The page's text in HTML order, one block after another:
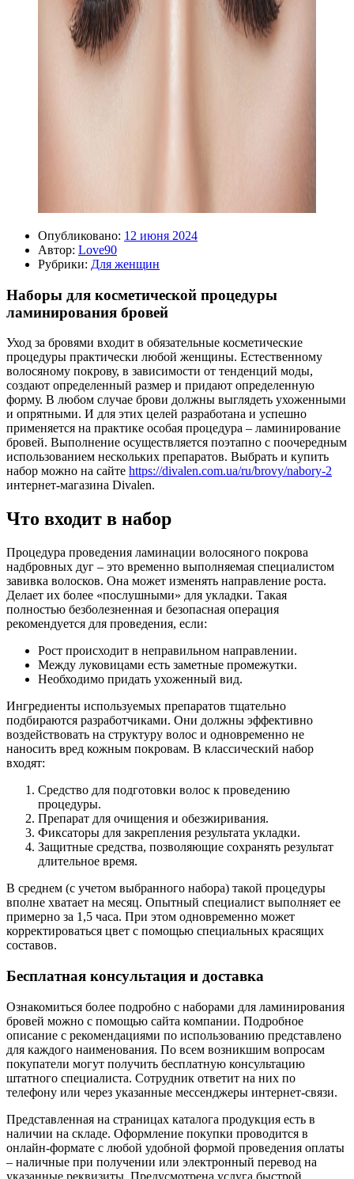
Опубликовано: 12 июня 2024
Автор: Love90
Рубрики: Для женщин
Наборы для косметической процедуры
ламинирования бровей
Уход за бровями входит в обязательные косметические
процедуры практически любой женщины. Естественному
волосяному покрову, в зависимости от тенденций моды,
создают определенный размер и придают определенную
форму. В любом случае брови должны выглядеть ухоженными
и опрятными. И для этих целей разработана и успешно
применяется на практике особая процедура – ламинирование
бровей. Выполнение осуществляется поэтапно с поочередным
использованием нескольких препаратов. Выбрать и купить
набор можно на сайте https://divalen.com.ua/ru/brovy/nabory-2
интернет-магазина Divalen.
Что входит в набор
Процедура проведения ламинации волосяного покрова
надбровных дуг – это временно выполняемая специалистом
завивка волосков. Она может изменять направление роста.
Делает их более «послушными» для укладки. Такая
полностью безболезненная и безопасная операция
рекомендуется для проведения, если:
Рост происходит в неправильном направлении.
Между луковицами есть заметные промежутки.
Необходимо придать ухоженный вид.
Ингредиенты используемых препаратов тщательно
подбираются разработчиками. Они должны эффективно
воздействовать на структуру волос и одновременно не
наносить вред кожным покровам. В классический набор
входят:
Средство для подготовки волос к проведению
процедуры.
Препарат для очищения и обезжиривания.
Фиксаторы для закрепления результата укладки.
Защитные средства, позволяющие сохранять результат
длительное время.
В среднем (с учетом выбранного набора) такой процедуры
вполне хватает на месяц. Опытный специалист выполняет ее
примерно за 1,5 часа. При этом одновременно может
корректироваться цвет с помощью специальных красящих
составов.
Бесплатная консультация и доставка
Ознакомиться более подробно с наборами для ламинирования
бровей можно с помощью сайта компании. Подробное
описание с рекомендациями по использованию представлено
для каждого наименования. По всем возникшим вопросам
покупатели могут получить бесплатную консультацию
штатного специалиста. Сотрудник ответит на них по
телефону или через указанные мессенджеры интернет-связи.
Представленная на страницах каталога продукция есть в
наличии на складе. Оформление покупки проводится в
онлайн-формате с любой удобной формой проведения оплаты
– наличные при получении или электронный перевод на
указанные реквизиты. Предусмотрена услуга быстрой